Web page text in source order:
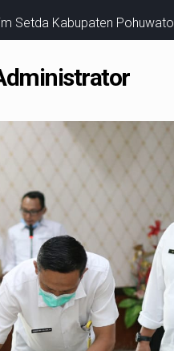
Setda Kabupaten Pohuwato